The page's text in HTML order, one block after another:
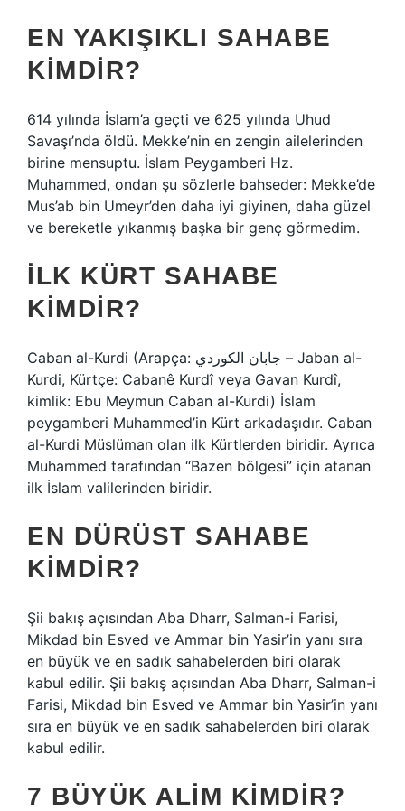
EN YAKIŞIKLI SAHABE
KIMDIR?
614 yılında İslam’a geçti ve 625 yılında Uhud
Savaşı’nda öldü. Mekke’nin en zengin ailelerinden
birine mensuptu. İslam Peygamberi Hz.
Muhammed, ondan şu sözlerle bahseder: Mekke’de
Mus’ab bin Umeyr’den daha iyi giyinen, daha güzel
ve bereketle yıkanmış başka bir genç görmedim.
İLK KÜRT SAHABE
KIMDIR?
Caban al-Kurdi (Arapça: جابان الکوردي – Jaban al-
Kurdi, Kürtçe: Cabanê Kurdî veya Gavan Kurdî,
kimlik: Ebu Meymun Caban al-Kurdi) İslam
peygamberi Muhammed’in Kürt arkadaşıdır. Caban
al-Kurdi Müslüman olan ilk Kürtlerden biridir. Ayrıca
Muhammed tarafından “Bazen bölgesi” için atanan
ilk İslam valilerinden biridir.
EN DÜRÜST SAHABE
KIMDIR?
Şii bakış açısından Aba Dharr, Salman-i Farisi,
Mikdad bin Esved ve Ammar bin Yasir’in yanı sıra
en büyük ve en sadık sahabelerden biri olarak
kabul edilir. Şii bakış açısından Aba Dharr, Salman-i
Farisi, Mikdad bin Esved ve Ammar bin Yasir’in yanı
sıra en büyük ve en sadık sahabelerden biri olarak
kabul edilir.
7 BÜYÜK ALIM KIMDIR?